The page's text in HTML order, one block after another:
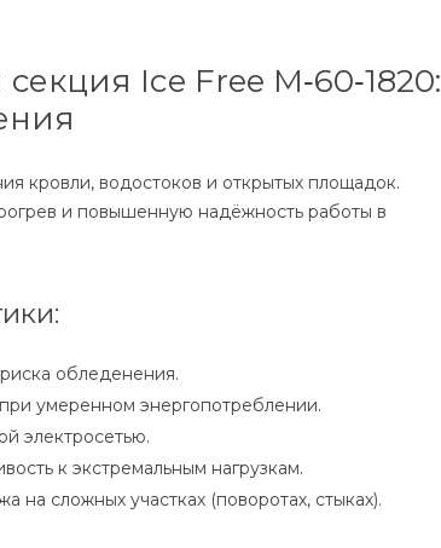
Ice Free М‑60‑1820:
кровли, водостоков и открытых площадок.
и повышенную надёжность работы в
обледенения.
умеренном энергопотреблении.
электросетью.
к экстремальным нагрузкам.
сложных участках (поворотах, стыках).